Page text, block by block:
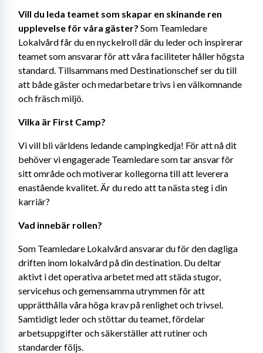
Vill du leda teamet som skapar en skinande ren
upplevelse för våra gäster? Som Teamledare
Lokalvård får du en nyckelroll där du leder och inspirerar
teamet som ansvarar för att våra faciliteter håller högsta
standard. Tillsammans med Destinationschef ser du till
att både gäster och medarbetare trivs i en välkomnande
och fräsch miljö.
Vilka är First Camp?
Vi vill bli världens ledande campingkedja! För att nå dit
behöver vi engagerade Teamledare som tar ansvar för
sitt område och motiverar kollegorna till att leverera
enastående kvalitet. Är du redo att ta nästa steg i din
karriär?
Vad innebär rollen?
Som Teamledare Lokalvård ansvarar du för den dagliga
driften inom lokalvård på din destination. Du deltar
aktivt i det operativa arbetet med att städa stugor,
servicehus och gemensamma utrymmen för att
upprätthålla våra höga krav på renlighet och trivsel.
Samtidigt leder och stöttar du teamet, fördelar
arbetsuppgifter och säkerställer att rutiner och
standarder följs.